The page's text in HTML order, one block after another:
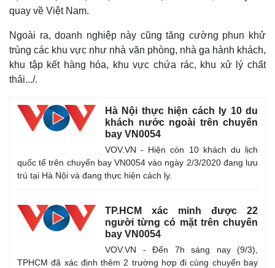
quay về Việt Nam.
Ngoài ra, doanh nghiệp này cũng tăng cường phun khử
trùng các khu vực như nhà văn phòng, nhà ga hành khách,
khu tập kết hàng hóa, khu vực chứa rác, khu xử lý chất
thải.../.
Hà Nội thực hiện cách ly 10 du
khách nước ngoài trên chuyến
bay VN0054
VOV.VN - Hiện còn 10 khách du lịch
quốc tế trên chuyến bay VN0054 vào ngày 2/3/2020 đang lưu
trú tại Hà Nội và đang thực hiện cách ly.
TP.HCM xác minh được 22
người từng có mặt trên chuyến
bay VN0054
VOV.VN - Đến 7h sáng nay (9/3),
TPHCM đã xác định thêm 2 trường hợp đi cùng chuyến bay